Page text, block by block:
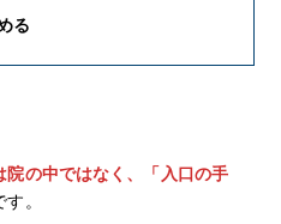
る
院の中ではなく、「入口の手
。